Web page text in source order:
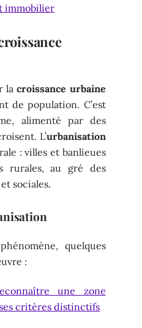
immobilier
lacroissance urbaine
de population. C’est
alimenté par des
L’urbanisation
: villes et banlieues
rurales, au gré des
sociales.
quelques
:
une zone
critères distinctifs